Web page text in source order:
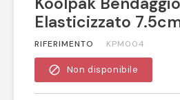
Elasticizzato
RIFERIMENTO KPM004
block Non disponibile